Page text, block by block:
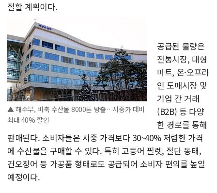
절할 계획이다.
▲ 해수부, 비축 수산물 8000톤 방출…시중가 대비
최대 40% 할인
공급된 물량은
전통시장, 대형
마트, 온·오프라
인 도매시장 및
기업 간 거래
(B2B) 등 다양
한 경로를 통해
판매된다. 소비자들은 시중 가격보다 30~40% 저렴한 가격
에 수산물을 구매할 수 있다. 특히 고등어 필렛, 절단 동태,
건오징어 등 가공품 형태로도 공급되어 소비자 편의를 높일
예정이다.